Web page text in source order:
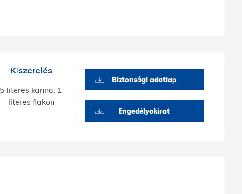
Kiszerelés
5 literes kanna, 1
literes flakon
Biztonsági adatlap
Engedélyokirat